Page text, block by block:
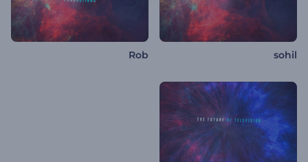
sohil
Rob